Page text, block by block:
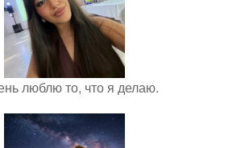
люблю то, что я делаю.